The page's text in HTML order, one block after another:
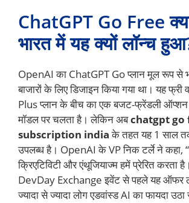
ChatGPT Go Free
भारत में यह क्यों लॉन्च
OpenAI का ChatGPT Go प्लान मूल रूप से
बाजारों के लिए डिजाइन किया गया था। यह फ्री
Plus प्लान के बीच का एक बजट-फ्रेंडली ऑप्शन
मॉडल पर चलता है। लेकिन अबchatgpt go
subscription indiaके तहत यह 1 साल
उपलब्ध है। OpenAI के VP निक टर्ले ने कहा,
क्रिएटिविटी और एंथूजियाज्म हमें प्रेरित करता
DevDay Exchange इवेंट से पहले यह ऑफर
ज्यादा से ज्यादा लोग एडवांस्ड AI का फायदा